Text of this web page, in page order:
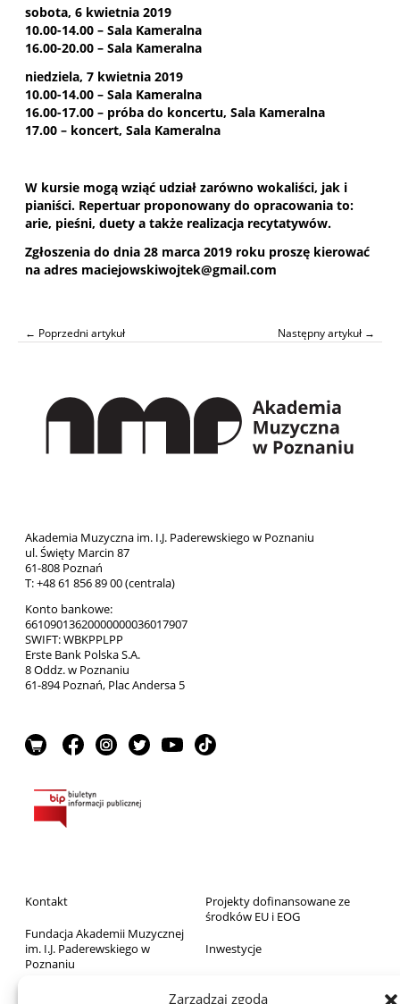
Zarządzaj zgodą
sobota, 6 kwietnia 2019
10.00-14.00 – Sala Kameralna
16.00-20.00 – Sala Kameralna
niedziela, 7 kwietnia 2019
10.00-14.00 – Sala Kameralna
16.00-17.00 – próba do koncertu, Sala Kameralna
17.00 – koncert, Sala Kameralna
W kursie mogą wziąć udział zarówno wokaliści, jak i
pianiści. Repertuar proponowany do opracowania to:
arie, pieśni, duety a także realizacja recytatywów.
Zgłoszenia do dnia 28 marca 2019 roku proszę kierować
na adres maciejowskiwojtek@gmail.com
← Poprzedni artykuł Następny artykuł →
Akademia Muzyczna im. I.J. Paderewskiego w Poznaniu
ul. Święty Marcin 87
61-808 Poznań
T: +48 61 856 89 00 (centrala)
Konto bankowe:
66109013620000000036017907
SWIFT: WBKPPLPP
Erste Bank Polska S.A.
8 Oddz. w Poznaniu
61-894 Poznań, Plac Andersa 5
Kontakt
Fundacja Akademii Muzycznej
im. I.J. Paderewskiego w
Poznaniu
Projekty dofinansowane ze
środków EU i EOG
Inwestycje